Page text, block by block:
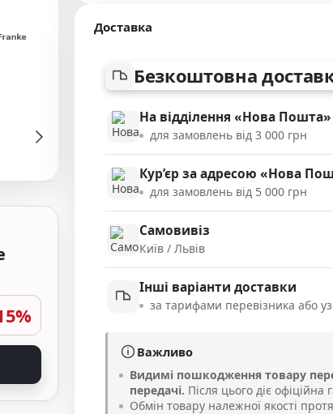
Доставка
Безкоштовна
На відділення «Нова Пошта»
для замовлень від 3 000 грн
Кур’єр за адресою «Нова
для замовлень від 5 000 грн
Самовивіз
Київ / Львів
Інші варіанти доставки
за тарифами перевізника або
Важливо
Видимі пошкодження товару
передачі. Після цього діє офіційна
Обмін товару належної якості